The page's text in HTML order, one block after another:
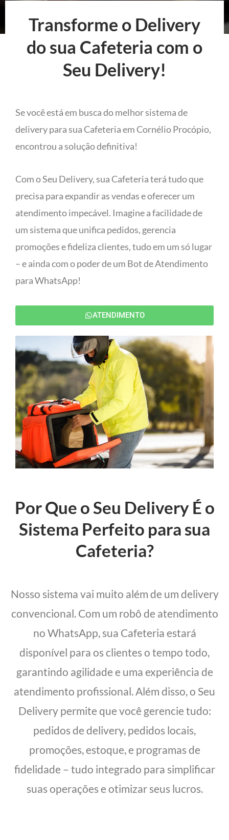
Transforme o Delivery
do sua Cafeteria com o
Seu Delivery!
Se você está em busca do melhor sistema de
delivery para sua Cafeteria em Cornélio Procópio,
encontrou a solução definitiva!
Com o Seu Delivery, sua Cafeteria terá tudo que
precisa para expandir as vendas e oferecer um
atendimento impecável. Imagine a facilidade de
um sistema que unifica pedidos, gerencia
promoções e fideliza clientes, tudo em um só lugar
– e ainda com o poder de um Bot de Atendimento
para WhatsApp!
ATENDIMENTO
Por Que o Seu Delivery É o
Sistema Perfeito para sua
Cafeteria?
Nosso sistema vai muito além de um delivery
convencional. Com um robô de atendimento
no WhatsApp, sua Cafeteria estará
disponível para os clientes o tempo todo,
garantindo agilidade e uma experiência de
atendimento profissional. Além disso, o Seu
Delivery permite que você gerencie tudo:
pedidos de delivery, pedidos locais,
promoções, estoque, e programas de
fidelidade – tudo integrado para simplificar
suas operações e otimizar seus lucros.